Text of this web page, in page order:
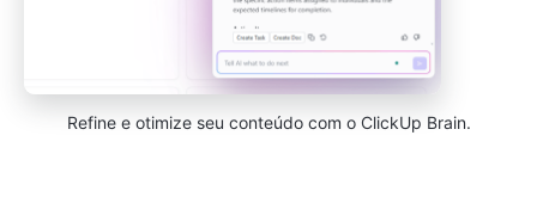
Refine e otimize seu conteúdo com o ClickUp Brain.